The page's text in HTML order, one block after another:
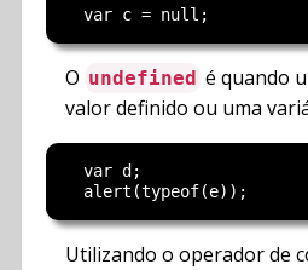
O undefined é quando
valor definido ou uma
  var d;
Utilizando o operador de